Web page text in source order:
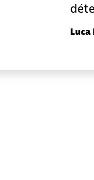
Luca